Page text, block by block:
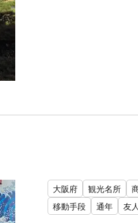
大阪府 観光名所
移動手段
通年 友